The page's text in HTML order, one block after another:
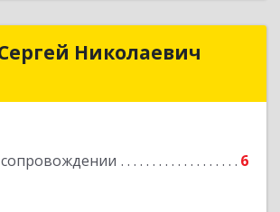
Николаевич
6
Сергей Николаевич